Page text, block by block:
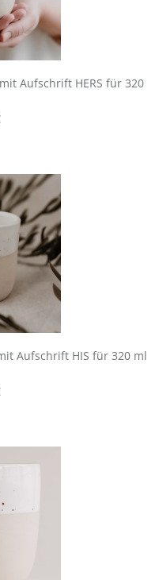
Aufschrift HERS für 320
Preis:
Aufschrift HIS für 320 ml
Preis: